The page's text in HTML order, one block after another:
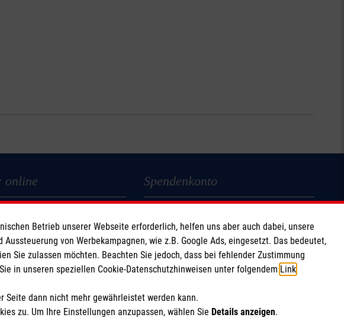
online Spendenkonto
IBAN: DE71 3706 0120 1201 2280 14
BIC: GENO DED 1PA7
Betrieb unserer Webseite erforderlich, helfen uns aber auch dabei, unsere
von Werbekampagnen, wie z.B. Google Ads, eingesetzt. Das bedeutet,
Sie zulassen möchten. Beachten Sie jedoch, dass bei fehlender Zustimmung
in unseren speziellen Cookie-Datenschutzhinweisen unter folgendem Link
Seite dann nicht mehr gewährleistet werden kann.
zu. Um Ihre Einstellungen anzupassen, wählen Sie Details anzeigen.